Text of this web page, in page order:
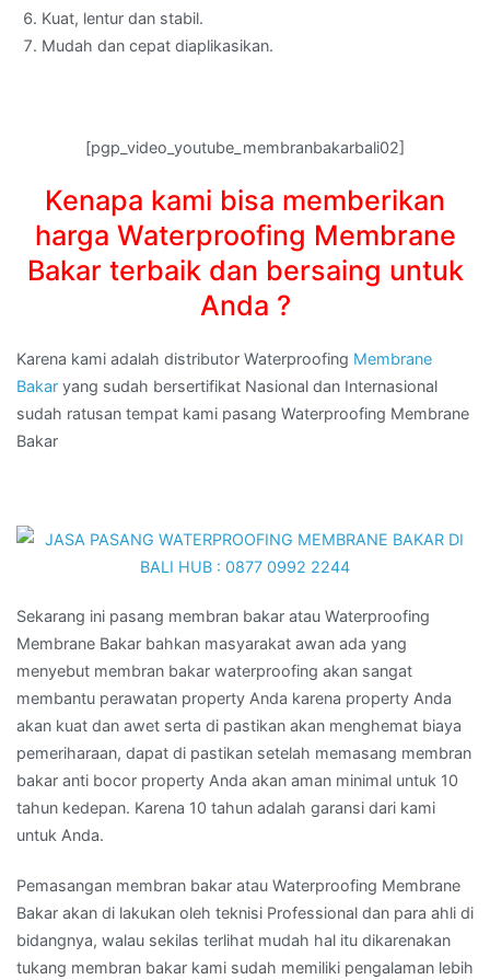
Kuat, lentur dan stabil.
Mudah dan cepat diaplikasikan.
[pgp_video_youtube_membranbakarbali02]
Kenapa kami bisa memberikan
harga Waterproofing Membrane
Bakar terbaik dan bersaing untuk
Anda ?
Karena kami adalah distributor Waterproofing Membrane
Bakar yang sudah bersertifikat Nasional dan Internasional
sudah ratusan tempat kami pasang Waterproofing Membrane
Bakar
Sekarang ini pasang membran bakar atau Waterproofing
Membrane Bakar bahkan masyarakat awan ada yang
menyebut membran bakar waterproofing akan sangat
membantu perawatan property Anda karena property Anda
akan kuat dan awet serta di pastikan akan menghemat biaya
pemeriharaan, dapat di pastikan setelah memasang membran
bakar anti bocor property Anda akan aman minimal untuk 10
tahun kedepan. Karena 10 tahun adalah garansi dari kami
untuk Anda.
Pemasangan membran bakar atau Waterproofing Membrane
Bakar akan di lakukan oleh teknisi Professional dan para ahli di
bidangnya, walau sekilas terlihat mudah hal itu dikarenakan
tukang membran bakar kami sudah memiliki pengalaman lebih